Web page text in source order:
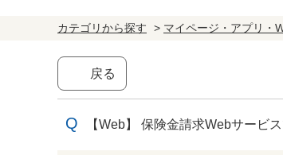
カテゴリから探す > マイページ・アプリ・
戻る
【Web】 保険金請求Webサービ